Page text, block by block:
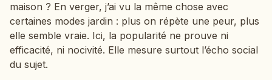
maison ? En verger, j’ai vu la même chose avec
certaines modes jardin : plus on répète une peur, plus
elle semble vraie. Ici, la popularité ne prouve ni
efficacité, ni nocivité. Elle mesure surtout l’écho social
du sujet.